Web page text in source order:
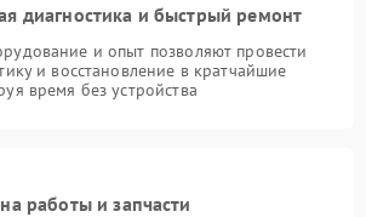
диагностика и быстрый ремонт
и опыт позволяют провести
и восстановление в кратчайшие
время без устройства
работы и запчасти